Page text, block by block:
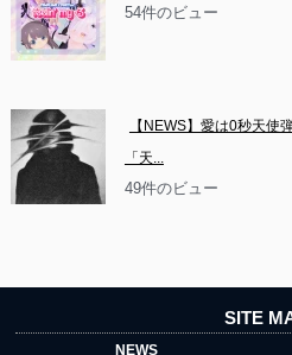
54件のビュー
【NEWS】愛は0秒天使
「天...
49件のビュー
SITE
NEWS